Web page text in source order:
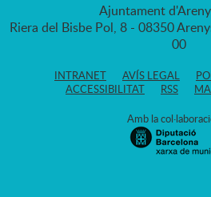
Ajuntament
Riera del Bisbe Pol, 8 - 08350
00
INTRANET AVÍS LEGAL
ACCESSIBILITAT
RSS
Amb la